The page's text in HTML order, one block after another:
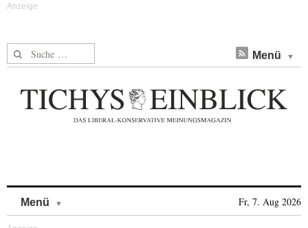
Suche nach: Menü
Menü Fr, 7. Aug 2026